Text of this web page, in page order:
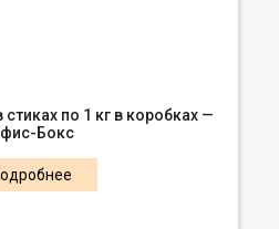
по 1 кг в коробках —
Бокс